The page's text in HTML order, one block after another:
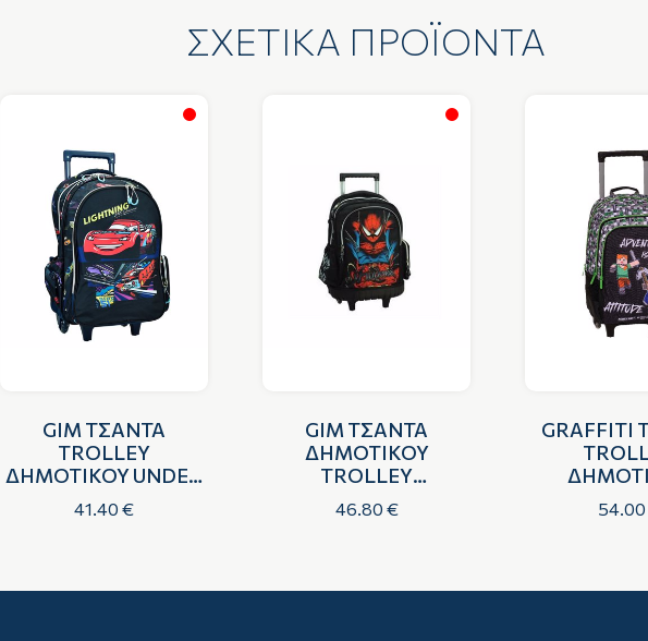
ΣΧΕΤΙΚΑ ΠΡΟΪΟΝΤΑ
GIM ΤΣΑΝΤΑ
TROLLEY
ΔΗΜΟΤΙΚΟΥ UNDER
THE LIGHTS
41.40 €
GIM ΤΣΑΝΤΑ
ΔΗΜΟΤΙΚΟΥ
TROLLEY
SPIDERMAN
46.80 €
GRAFFITI